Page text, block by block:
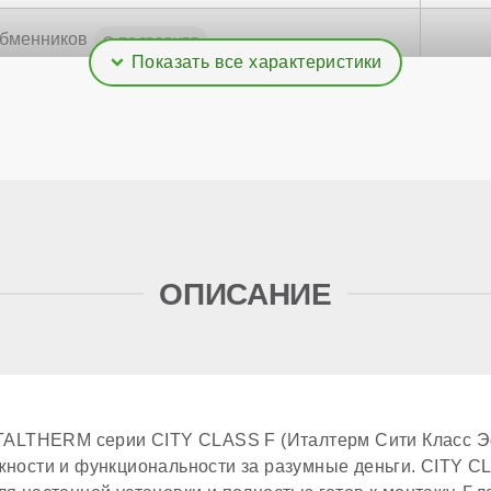
ГВС
ОПИСАНИЕ
серии CITY CLASS F (Италтерм Сити Класс
и функциональности за разумные деньги. CITY